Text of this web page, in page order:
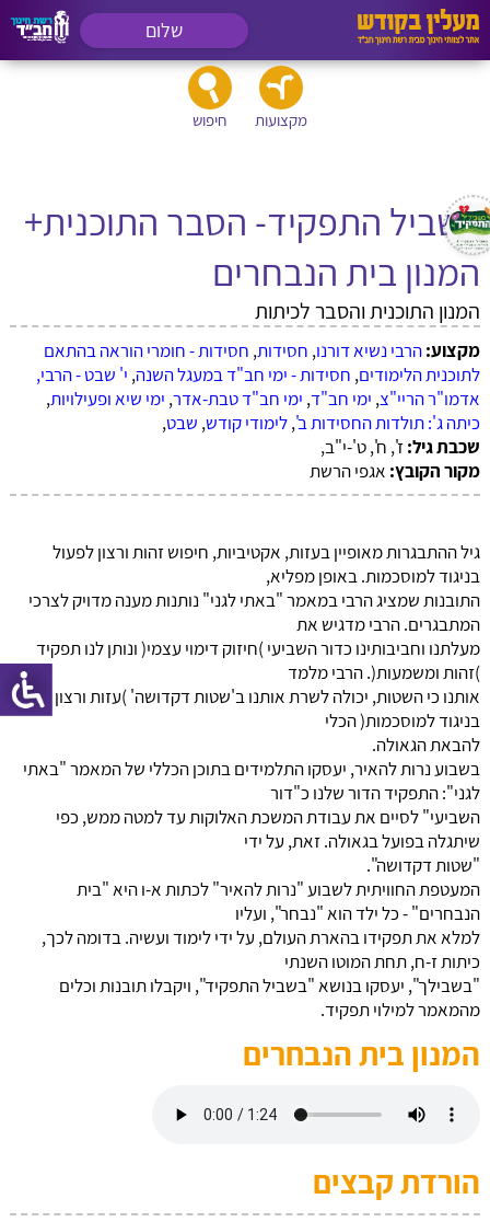
שלום
מקצועות חיפוש
בשביל התפקיד- הסבר התוכנית+
המנון בית הנבחרים
המנון התוכנית והסבר לכיתות
מקצוע:הרבי נשיא דורנו, חסידות, חסידות - חומרי הוראה בהתאם
לתוכנית הלימודים, חסידות - ימי חב"ד במעגל השנה, י' שבט - הרבי,
אדמו"ר הריי"צ, ימי חב"ד, ימי חב"ד טבת-אדר, ימי שיא ופעילויות,
כיתה ג': תולדות החסידות ב',לימודי קודש, שבט,
שכבת גיל:ז', ח', ט'-י"ב,
מקור הקובץ: אגפי הרשת
גיל ההתבגרות מאופיין בעזות, אקטיביות, חיפוש זהות ורצון לפעול
בניגוד למוסכמות. באופן מפליא,
התובנות שמציג הרבי במאמר "באתי לגני" נותנות מענה מדויק לצרכי
המתבגרים. הרבי מדגיש את
מעלתנו וחביבותינו כדור השביעי )חיזוק דימוי עצמי( ונותן לנו תפקיד
)זהות ומשמעות(. הרבי מלמד
אותנו כי השטות, יכולה לשרת אותנו ב'שטות דקדושה' )עזות ורצון לפעול
בניגוד למוסכמות( הכלי
להבאת הגאולה.
בשבוע נרות להאיר, יעסקו התלמידים בתוכן הכללי של המאמר "באתי
לגני": התפקיד הדור שלנו כ"דור
השביעי" לסיים את עבודת המשכת האלוקות עד למטה ממש, כפי
שיתגלה בפועל בגאולה. זאת, על ידי
"שטות דקדושה".
המעטפת החוויתית לשבוע "נרות להאיר" לכתות א-ו היא "בית
הנבחרים" - כל ילד הוא "נבחר", ועליו
למלא את תפקידו בהארת העולם, על ידי לימוד ועשיה. בדומה לכך,
כיתות ז-ח, תחת המוטו השנתי
"בשבילך", יעסקו בנושא "בשביל התפקיד", ויקבלו תובנות וכלים
מהמאמר למילוי תפקיד.
המנון בית הנבחרים
הורדת קבצים